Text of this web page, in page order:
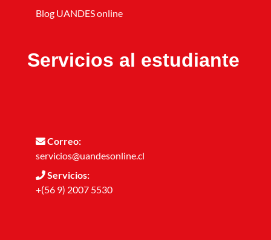
Blog UANDES online
Servicios al estudiante
Correo:
servicios@uandesonline.cl
Servicios:
+(56 9) 2007 5530